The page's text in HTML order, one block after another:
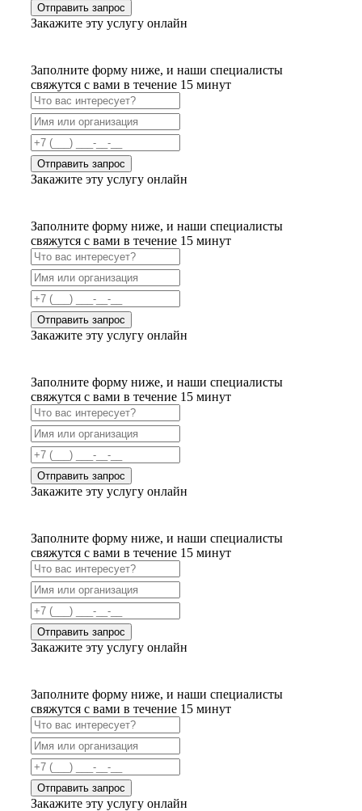
Отправить запрос
Закажите эту услугу онлайн
Заполните форму ниже, и наши специалисты
свяжутся с вами в течение 15 минут
Отправить запрос
Закажите эту услугу онлайн
Заполните форму ниже, и наши специалисты
свяжутся с вами в течение 15 минут
Отправить запрос
Закажите эту услугу онлайн
Заполните форму ниже, и наши специалисты
свяжутся с вами в течение 15 минут
Отправить запрос
Закажите эту услугу онлайн
Заполните форму ниже, и наши специалисты
свяжутся с вами в течение 15 минут
Отправить запрос
Закажите эту услугу онлайн
Заполните форму ниже, и наши специалисты
свяжутся с вами в течение 15 минут
Отправить запрос
Закажите эту услугу онлайн